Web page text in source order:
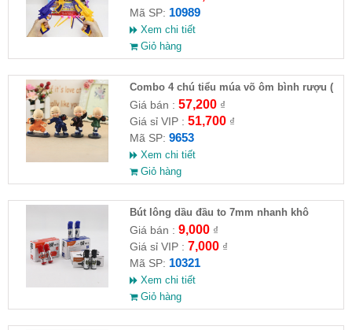
Mã SP: 10989
Xem chi tiết
Giỏ hàng
Combo 4 chú tiểu múa võ ôm bình rượu (
HĐ )
Giá bán : 57,200₫
Giá sỉ VIP : 51,700₫
Mã SP: 9653
Xem chi tiết
Giỏ hàng
Bút lông dầu đầu to 7mm nhanh khô
Giá bán : 9,000₫
Giá sỉ VIP : 7,000₫
Mã SP: 10321
Xem chi tiết
Giỏ hàng